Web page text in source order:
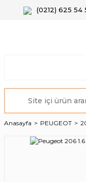
(0212) 625 54
Anasayfa PEUGEOT